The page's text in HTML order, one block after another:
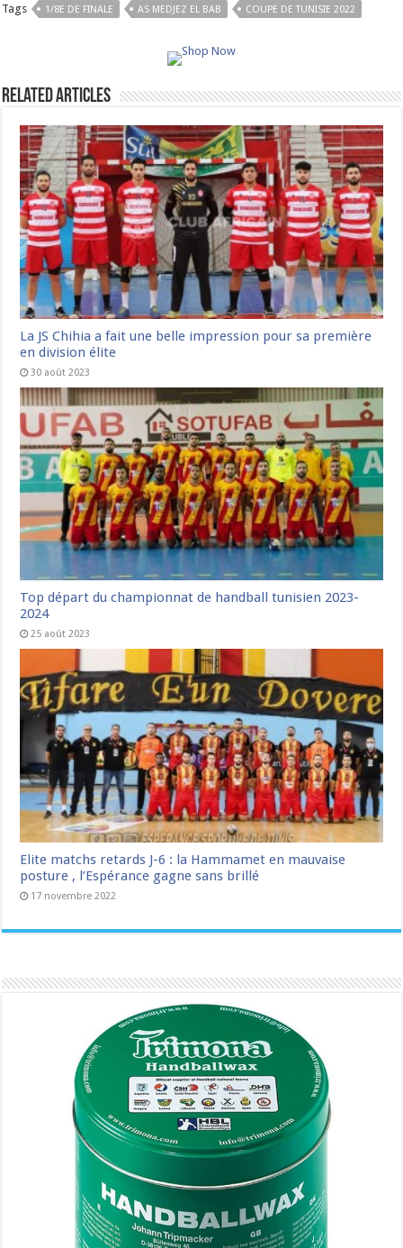
Tags 1/8E DE FINALE AS MEDJEZ EL BAB COUPE DE TUNISIE 2022
Related Articles
La JS Chihia a fait une belle impression pour sa première
en division élite
30 août 2023
Top départ du championnat de handball tunisien 2023-
2024
25 août 2023
Elite matchs retards J-6 : la Hammamet en mauvaise
posture , l’Espérance gagne sans brillé
17 novembre 2022